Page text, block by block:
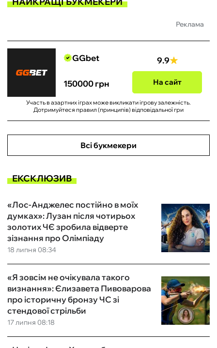
Реклама
GGbet
150000 грн
9.9
На сайт
Участь в азартних іграх може викликати ігрову залежність.
Дотримуйтеся правил (принципів) відповідальної гри
Всі букмекери
ЕКСКЛЮЗИВ
18 липня 08:34
«Лос-Анджелес постійно в моїх
думках»: Лузан після чотирьох
золотих ЧЄ зробила відверте
зізнання про Олімпіаду
17 липня 08:18
«Я зовсім не очікувала такого
визнання»: Єлизавета Пивоварова
про історичну бронзу ЧС зі
стендової стрільби